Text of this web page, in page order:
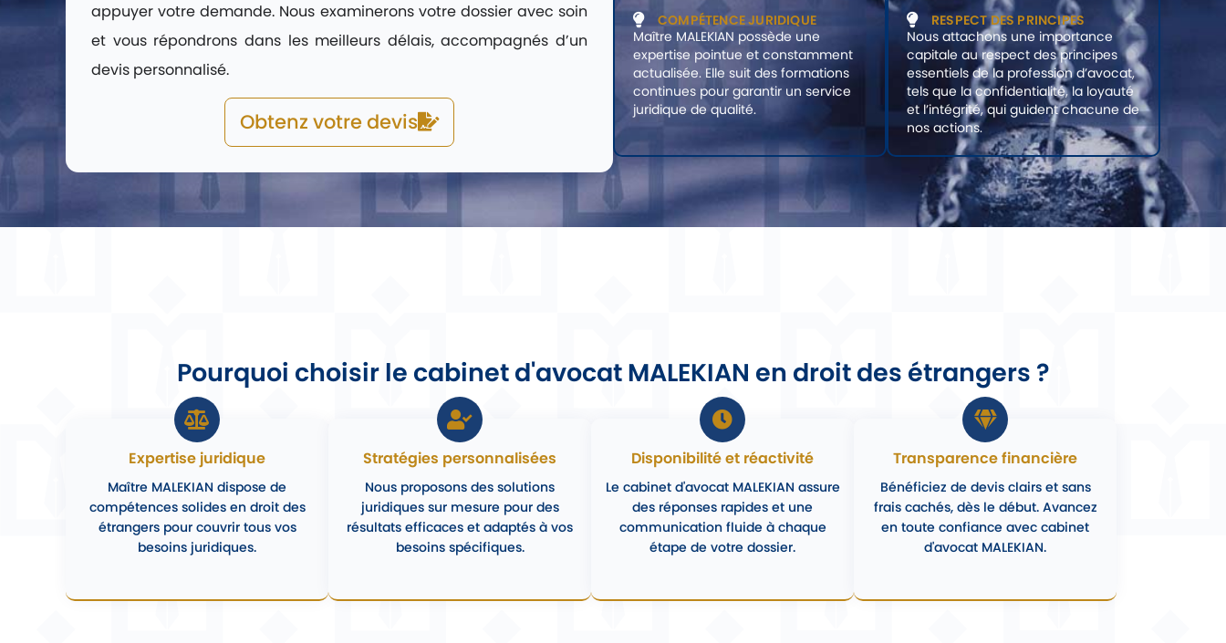
appuyer votre demande. Nous examinerons votre dossier avec soin
et vous répondrons dans les meilleurs délais, accompagnés d’un
devis personnalisé.
Obtenz votre devis
COMPÉTENCE JURIDIQUE
Maître MALEKIAN possède une
expertise pointue et constamment
actualisée. Elle suit des formations
continues pour garantir un service
juridique de qualité.
RESPECT DES PRINCIPES
Nous attachons une importance
capitale au respect des principes
essentiels de la profession d’avocat,
tels que la confidentialité, la loyauté
et l’intégrité, qui guident chacune de
nos actions.
Pourquoi choisir le cabinet d'avocat MALEKIAN en droit des étrangers ?
Expertise juridique
Maître MALEKIAN dispose de
compétences solides en droit des
étrangers pour couvrir tous vos
besoins juridiques.
Stratégies personnalisées
Nous proposons des solutions
juridiques sur mesure pour des
résultats efficaces et adaptés à vos
besoins spécifiques.
Disponibilité et réactivité
Le cabinet d'avocat MALEKIAN assure
des réponses rapides et une
communication fluide à chaque
étape de votre dossier.
Transparence financière
Bénéficiez de devis clairs et sans
frais cachés, dès le début. Avancez
en toute confiance avec cabinet
d'avocat MALEKIAN.